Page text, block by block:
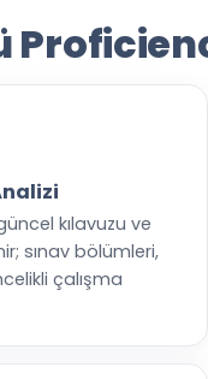
kılavuzu ve
sınav bölümleri,
çalışma